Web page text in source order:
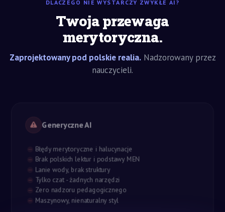
DLACZEGO NIE WYSTARCZY ZWYKŁE AI?
Twoja przewaga
merytoryczna.
Zaprojektowany pod polskie realia.Nadzorowany przez
nauczycieli.
Generyczne AI
Błędy merytoryczne i halucynacje
Brak polskich lektur i podstawy MEN
Lanie wody, brak struktury
Tylko czat - żadnych narzędzi
Zero nadzoru pedagogicznego
Maszynowy, nienaturalny styl